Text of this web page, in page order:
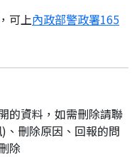
可上內政部警政署165
的資料，如需刪除請聯
、刪除原因、回報的問
除